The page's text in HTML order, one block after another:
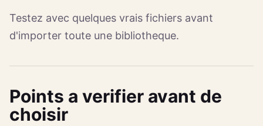
Testez avec quelques vrais fichiers avant
d'importer toute une bibliotheque.
Points a verifier avant de
choisir